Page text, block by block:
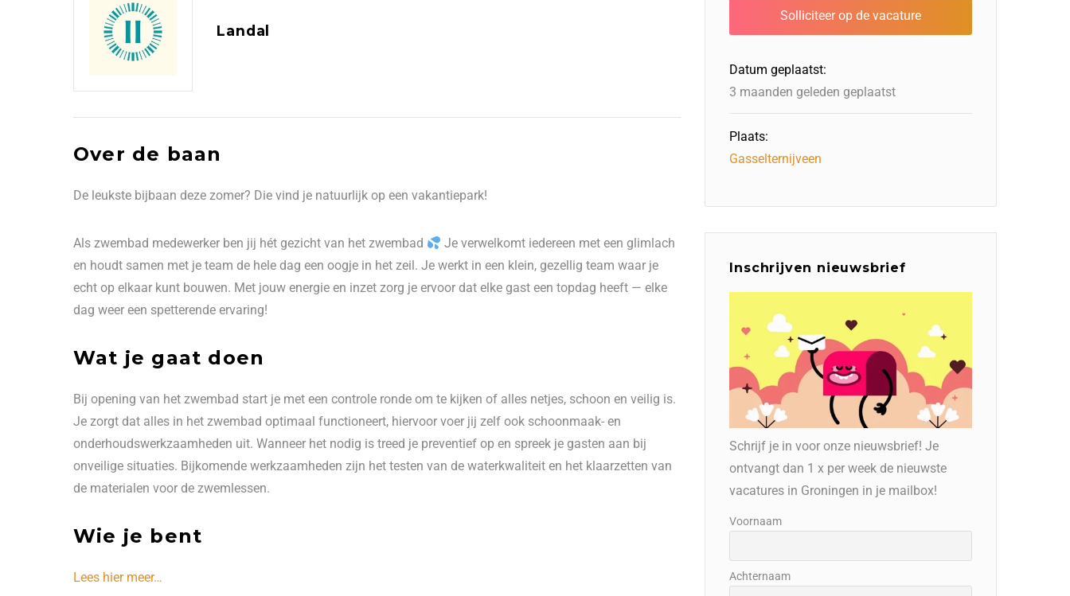
Landal
Over de baan
De leukste bijbaan deze zomer? Die vind je natuurlijk op een vakantiepark!
Als zwembad medewerker ben jij hét gezicht van het zwembad
Je verwelkomt iedereen met een glimlach
en houdt samen met je team de hele dag een oogje in het zeil. Je werkt in een klein, gezellig team waar je
echt op elkaar kunt bouwen. Met jouw energie en inzet zorg je ervoor dat elke gast een topdag heeft — elke
dag weer een spetterende ervaring!
Wat je gaat doen
Bij opening van het zwembad start je met een controle ronde om te kijken of alles netjes, schoon en veilig is.
Je zorgt dat alles in het zwembad optimaal functioneert, hiervoor voer jij zelf ook schoonmaak- en
onderhoudswerkzaamheden uit. Wanneer het nodig is treed je preventief op en spreek je gasten aan bij
onveilige situaties. Bijkomende werkzaamheden zijn het testen van de waterkwaliteit en het klaarzetten van
de materialen voor de zwemlessen.
Wie je bent
Lees hier meer…
Datum geplaatst:
3 maanden geleden geplaatst
Plaats:
Gasselternijveen
Inschrijven nieuwsbrief
Schrijf je in voor onze nieuwsbrief! Je
ontvangt dan 1 x per week de nieuwste
vacatures in Groningen in je mailbox!
Voornaam
Achternaam